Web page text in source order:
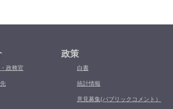
政務官
政策
白書
統計情報
意見募集(パブリックコメント）